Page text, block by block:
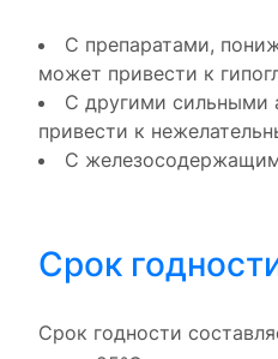
С препаратами,
может привести к
С другими сильными
привести к
С
Срок
Срок годности